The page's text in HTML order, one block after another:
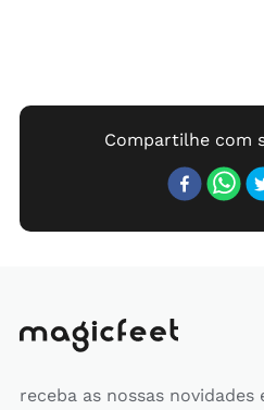
receba as nossas novidades